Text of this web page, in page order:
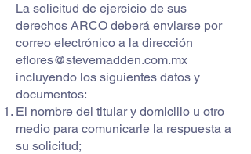
La solicitud de ejercicio de sus
derechos ARCO deberá enviarse por
correo electrónico a la dirección
eflores@stevemadden.com.mx
incluyendo los siguientes datos y
documentos:
El nombre del titular y domicilio u otro
medio para comunicarle la respuesta a
su solicitud;